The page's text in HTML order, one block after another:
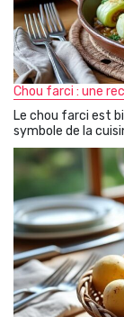
Chou farci : une
Le chou farci est
symbole de la